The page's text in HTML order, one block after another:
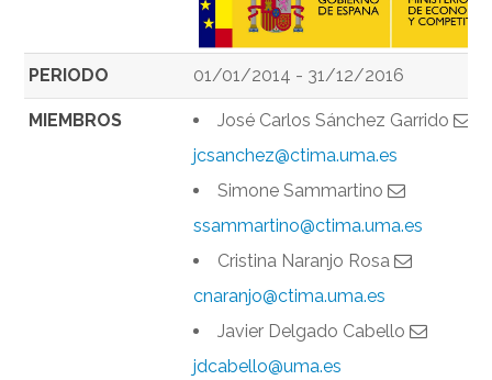
PERIODO 01/01/2014 - 31/12/2016
MIEMBROS
José Carlos Sánchez Garrido
jcsanchez@ctima.uma.es
Simone Sammartino
ssammartino@ctima.uma.es
Cristina Naranjo Rosa
cnaranjo@ctima.uma.es
Javier Delgado Cabello
jdcabello@uma.es